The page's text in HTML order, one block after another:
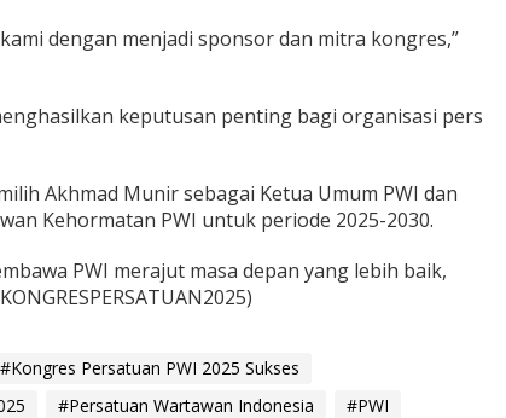
dengan menjadi sponsor dan mitra kongres,”
keputusan penting bagi organisasi pers
Akhmad Munir sebagai Ketua Umum PWI dan
Kehormatan PWI untuk periode 2025-2030.
PWI merajut masa depan yang lebih baik,
#Kongres Persatuan PWI 2025 Sukses
#Persatuan Wartawan Indonesia #PWI